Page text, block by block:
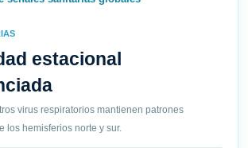
estacional
virus respiratorios mantienen patrones
los hemisferios norte y sur.